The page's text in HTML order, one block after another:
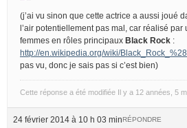
(j’ai vu sinon que cette actrice a aussi joué
l’air potentiellement pas mal, car réalisé par
femmes en rôles principaux Black Rock :
http://en.wikipedia.org/wiki/
pas vu, donc je sais pas si c’est bien)
Cette réponse a été modifiée Il y a 12 années, 5
24 février 2014 à 10 h 03 minRÉPONDRE